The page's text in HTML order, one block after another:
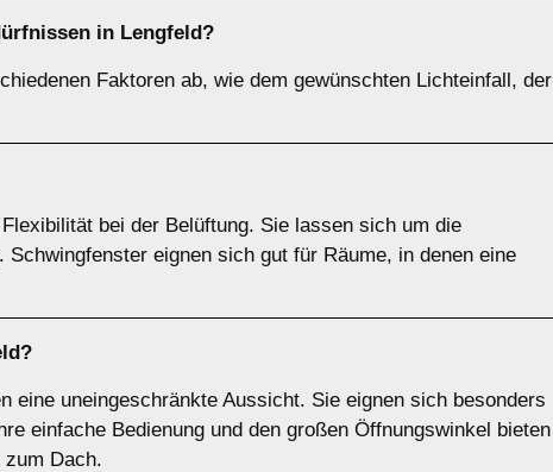
in Lengfeld?
Faktoren ab, wie dem gewünschten Lichteinfall, der
bei der Belüftung. Sie lassen sich um die
eignen sich gut für Räume, in denen eine
eine uneingeschränkte Aussicht. Sie eignen sich besonders
einfache Bedienung und den großen Öffnungswinkel bieten
zum Dach.